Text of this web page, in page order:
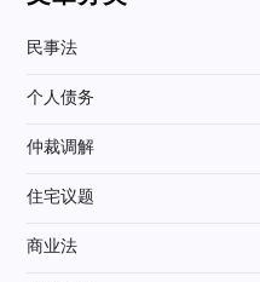
民事法
个人债务
仲裁调解
住宅议题
商业法